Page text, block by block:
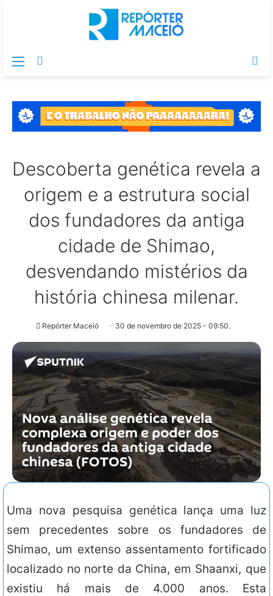
Menu
Descoberta genética revela a
origem e a estrutura social
dos fundadores da antiga
cidade de Shimao,
desvendando mistérios da
história chinesa milenar.
Repórter Maceió 30 de novembro de 2025 - 09:50.
Uma nova pesquisa genética lança uma luz
sem precedentes sobre os fundadores de
Shimao, um extenso assentamento fortificado
localizado no norte da China, em Shaanxi, que
existiu há mais de 4.000 anos. Esta